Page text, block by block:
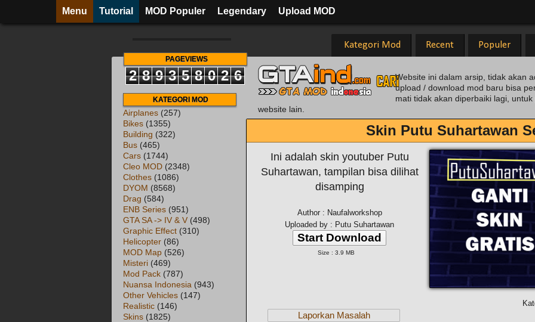
Menu Tutorial MOD Populer Legendary Upload MOD
Kategori Mod Recent Populer
Website ini dalam arsip, tidak akan
upload / download mod baru bisa
mati tidak akan diperbaiki lagi,
website lain.
Skin Putu Suhartawan
Ini adalah skin youtuber Putu
Suhartawan, tampilan bisa dilihat
disamping
Author : Naufalworkshop
Uploaded by : Putu Suhartawan
Start Download
Size : 3.9 MB
Laporkan Masalah
PAGEVIEWS
2 8 9 3 5 8 0 2 6
KATEGORI MOD
Airplanes (257)
Bikes (1355)
Building (322)
Bus (465)
Cars (1744)
Cleo MOD (2348)
Clothes (1086)
DYOM (8568)
Drag (584)
ENB Series (951)
GTA SA -> IV & V (498)
Graphic Effect (310)
Helicopter (86)
MOD Map (526)
Misteri (469)
Mod Pack (787)
Nuansa Indonesia (943)
Other Vehicles (147)
Realistic (146)
Skins (1825)